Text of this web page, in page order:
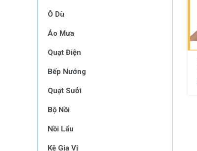
Ô Dù
Áo Mưa
Quạt Điện
Bếp Nướng
Quạt Sưởi
Bộ Nồi
Nồi Lẩu
Kệ Gia Vị